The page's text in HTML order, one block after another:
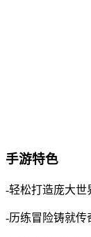
手游特色
-轻松打造庞大世
-历练冒险铸就传